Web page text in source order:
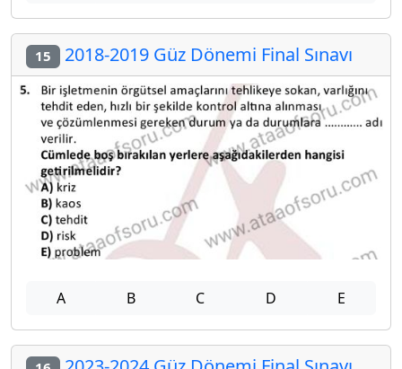
15 2018-2019 Güz Dönemi Final Sınavı
A B C D E